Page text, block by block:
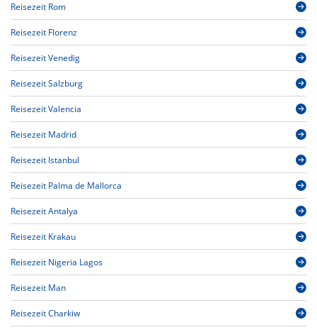
Reisezeit Rom
Reisezeit Florenz
Reisezeit Venedig
Reisezeit Salzburg
Reisezeit Valencia
Reisezeit Madrid
Reisezeit Istanbul
Reisezeit Palma de Mallorca
Reisezeit Antalya
Reisezeit Krakau
Reisezeit Nigeria Lagos
Reisezeit Man
Reisezeit Charkiw